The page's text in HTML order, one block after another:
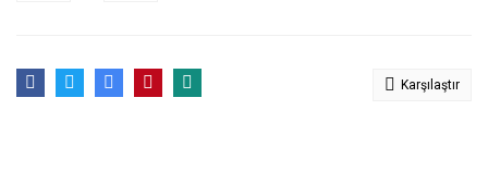
Karşılaştır